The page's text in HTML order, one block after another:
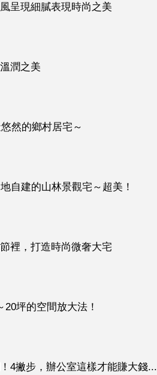
呈現細膩表現時尚之美
潤之美
然的鄉村居宅～
自建的山林景觀宅～超美！
裡，打造時尚微奢大宅
坪的空間放大法！
4撇步，辦公室這樣才能賺大錢...